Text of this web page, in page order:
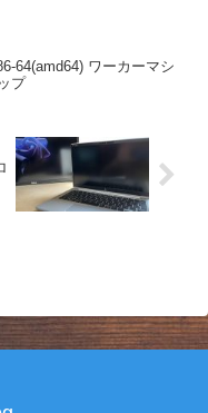
64(amd64) ワーカーマシ
プ